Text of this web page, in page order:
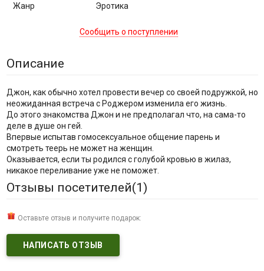
Жанр
Эротика
Сообщить о поступлении
Описание
Джон, как обычно хотел провести вечер со своей подружкой, но
неожиданная встреча с Роджером изменила его жизнь.
До этого знакомства Джон и не предполагал что, на сама-то
деле в душе он гей.
Впервые испытав гомосексуальное общение парень и
смотреть теерь не может на женщин.
Оказывается, если ты родился с голубой кровью в жилаз,
никакое переливание уже не поможет.
Отзывы посетителей(1)
Оставьте отзыв и получите подарок:
НАПИСАТЬ ОТЗЫВ